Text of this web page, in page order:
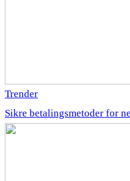
Trender
Sikre betalingsmetoder for